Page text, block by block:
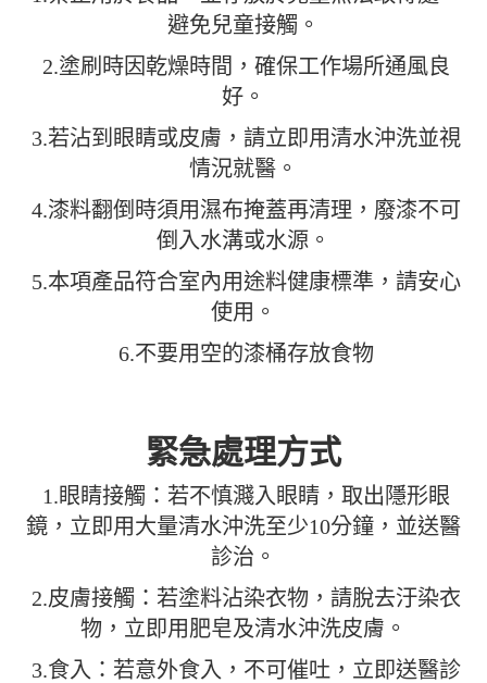
避免兒童接觸。
2.塗刷時因乾燥時間，確保工作場所通風良
好。
3.若沾到眼睛或皮膚，請立即用清水沖洗並視
情況就醫。
4.漆料翻倒時須用濕布掩蓋再清理，廢漆不可
倒入水溝或水源。
5.本項產品符合室內用途料健康標準，請安心
使用。
6.不要用空的漆桶存放食物
緊急處理方式
1.眼睛接觸：若不慎濺入眼睛，取出隱形眼
鏡，立即用大量清水沖洗至少10分鐘，並送醫
診治。
2.皮膚接觸：若塗料沾染衣物，請脫去汙染衣
物，立即用肥皂及清水沖洗皮膚。
3.食入：若意外食入，不可催吐，立即送醫診